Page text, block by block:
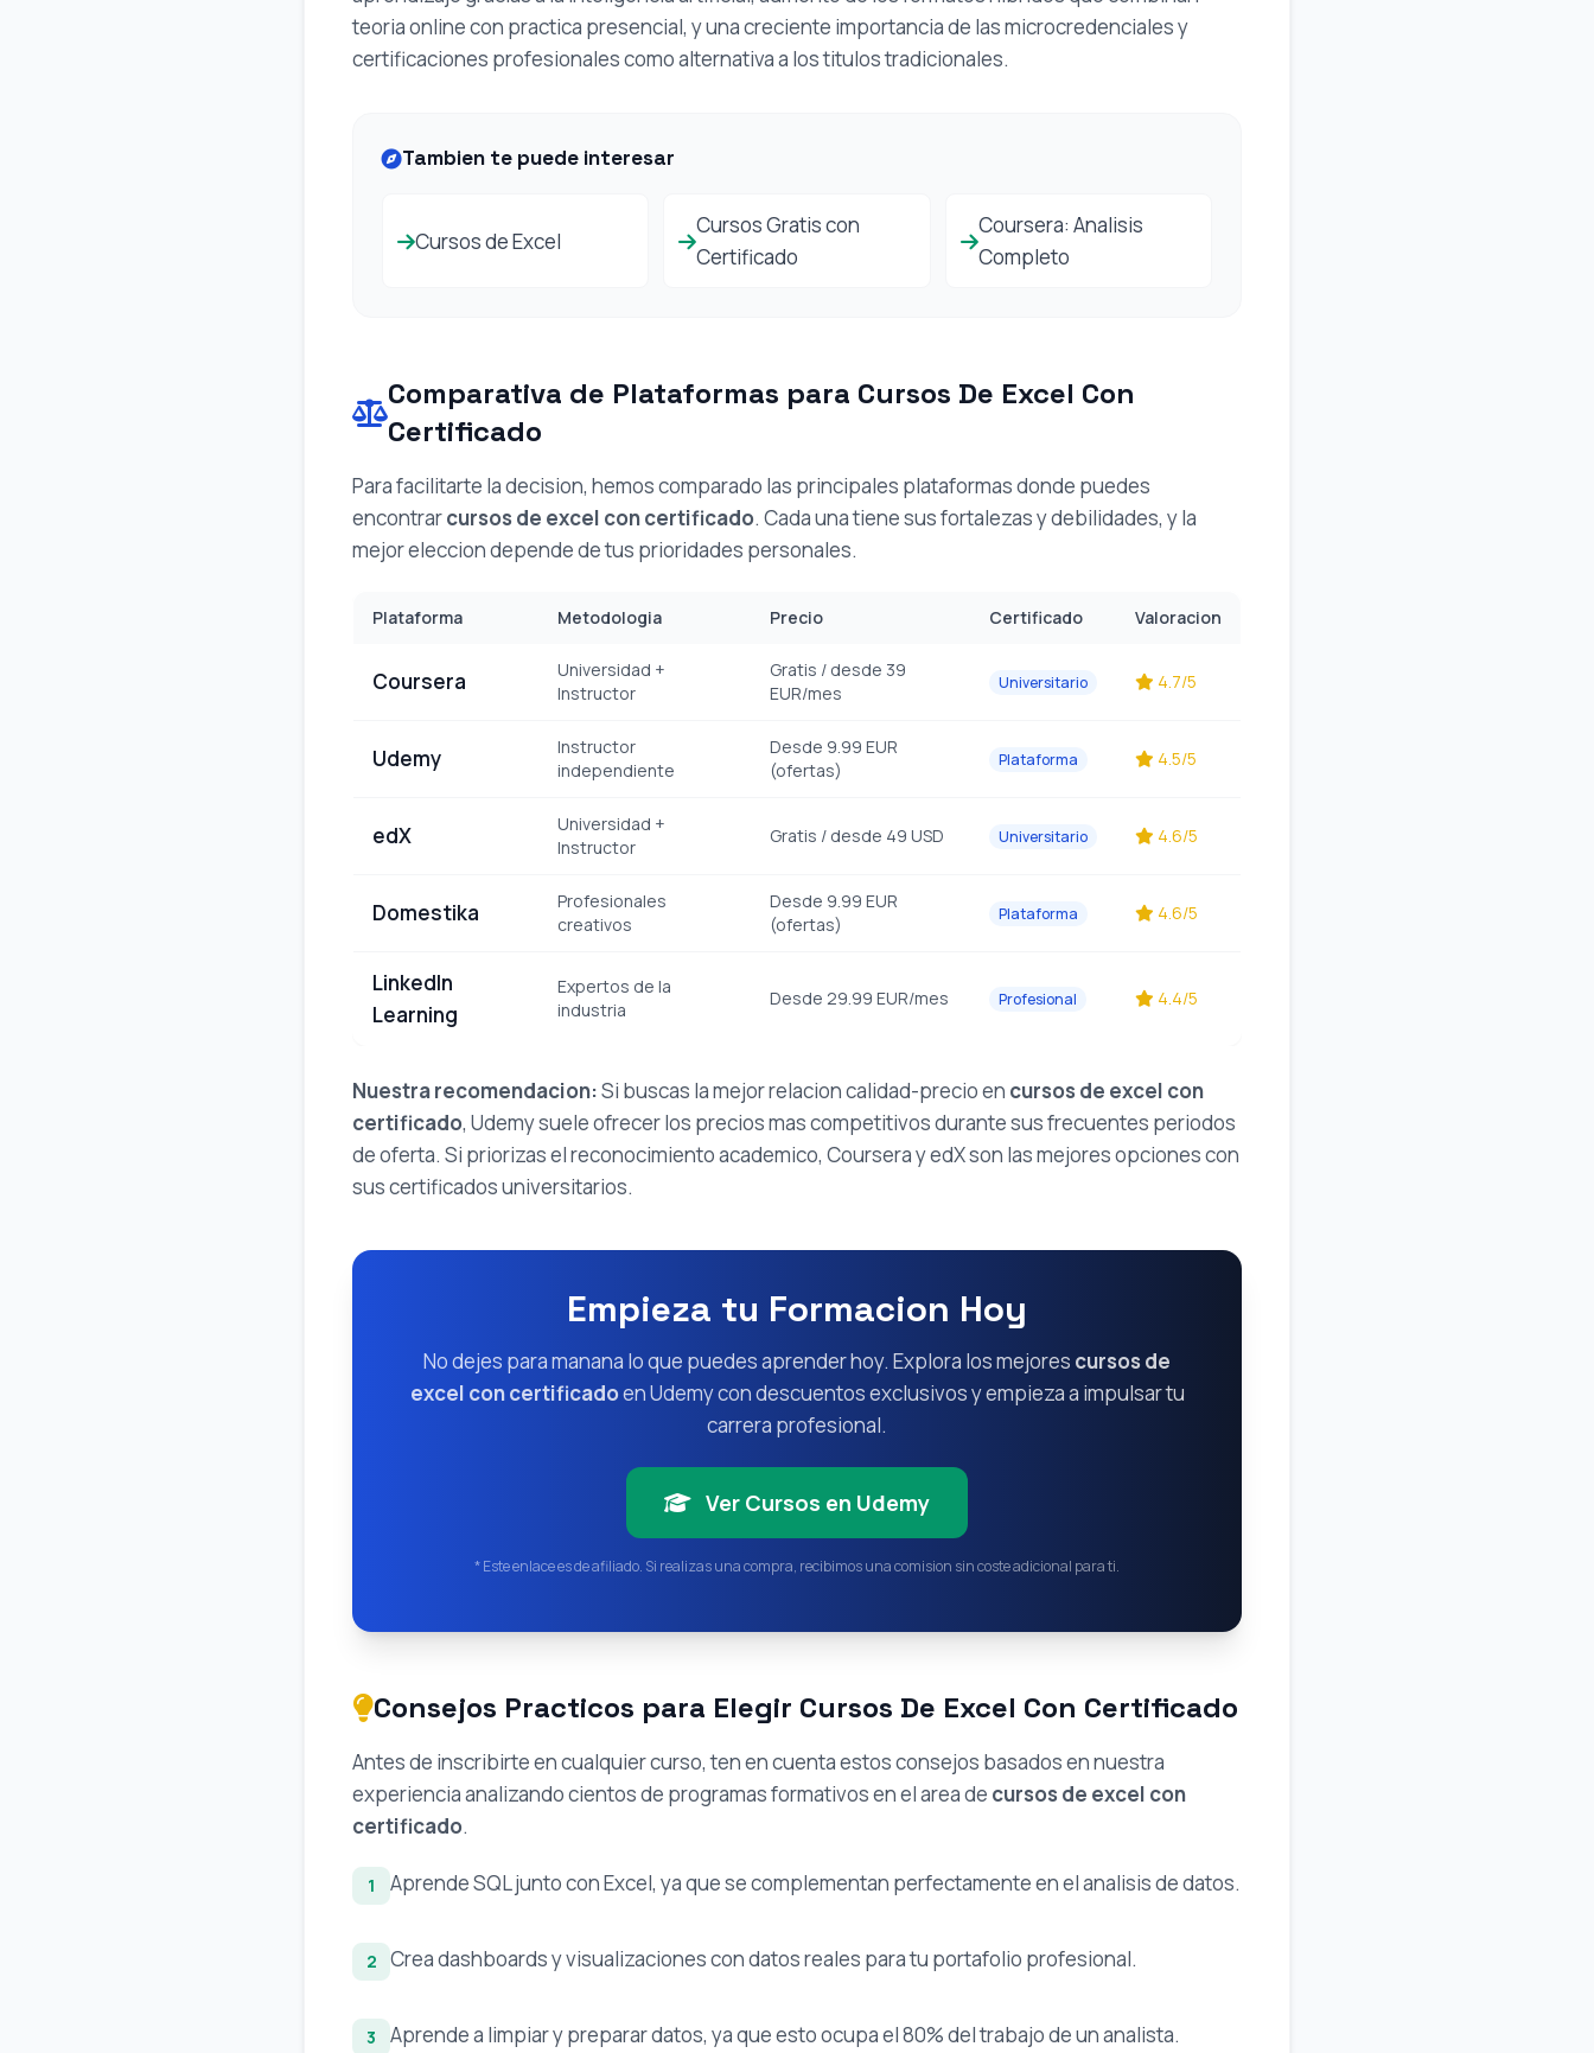
teoria online con practica presencial, y una creciente importancia de las microcredenciales y
certificaciones profesionales como alternativa a los titulos tradicionales.
Tambien te puede interesar
Cursos de Excel
Cursos Gratis con
Certificado
Coursera: Analisis
Completo
Comparativa de Plataformas para Cursos De Excel Con
Certificado
Para facilitarte la decision, hemos comparado las principales plataformas donde puedes
encontrarcursos de excel con certificado. Cada una tiene sus fortalezas y debilidades, y la
mejor eleccion depende de tus prioridades personales.
Plataforma Metodologia Precio Certificado Valoracion
Coursera
Universidad +
Instructor
Gratis / desde 39
EUR/mes
Universitario 4.7/5
Udemy
Instructor
independiente
Desde 9.99 EUR
(ofertas)
Plataforma 4.5/5
edX
Universidad +
Instructor
Gratis / desde 49 USD Universitario 4.6/5
Domestika
Profesionales
creativos
Desde 9.99 EUR
(ofertas)
Plataforma 4.6/5
LinkedIn
Learning
Expertos de la
industria
Desde 29.99 EUR/mes Profesional 4.4/5
Nuestra recomendacion:Si buscas la mejor relacion calidad-precio en cursos de excel con
certificado, Udemy suele ofrecer los precios mas competitivos durante sus frecuentes periodos
de oferta. Si priorizas el reconocimiento academico, Coursera y edX son las mejores opciones con
sus certificados universitarios.
Empieza tu Formacion Hoy
No dejes para manana lo que puedes aprender hoy. Explora los mejores cursos de
excel con certificadoen Udemy con descuentos exclusivos y empieza a impulsar tu
carrera profesional.
Ver Cursos en Udemy
* Este enlace es de afiliado. Si realizas una compra, recibimos una comision sin coste adicional para ti.
Consejos Practicos para Elegir Cursos De Excel Con Certificado
Antes de inscribirte en cualquier curso, ten en cuenta estos consejos basados en nuestra
experiencia analizando cientos de programas formativos en el area de cursos de excel con
certificado.
1 Aprende SQL junto con Excel, ya que se complementan perfectamente en el analisis de datos.
2 Crea dashboards y visualizaciones con datos reales para tu portafolio profesional.
3 Aprende a limpiar y preparar datos, ya que esto ocupa el 80% del trabajo de un analista.